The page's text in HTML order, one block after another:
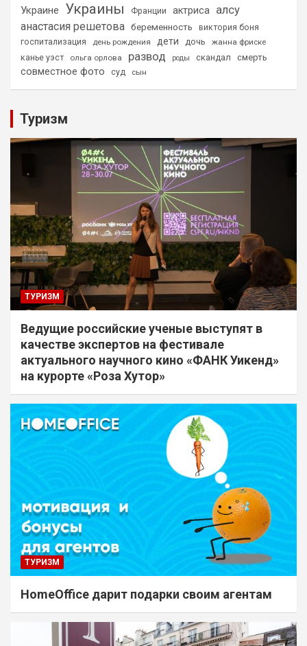
Украине Украины Франции актриса алсу
анастасия решетова беременность
виктория боня
госпитализация
день рождения дети дочь
жанна фриске
канье уэст
ольга орлова развод роды скандал смерть
совместное фото суд сын
Туризм
ТУРИЗМ
Ведущие российские ученые выступят в
качестве экспертов на фестивале
актуального научного кино «ФАНК Уикенд»
на курорте «Роза Хутор»
ТУРИЗМ
HomeOffice дарит подарки своим агентам